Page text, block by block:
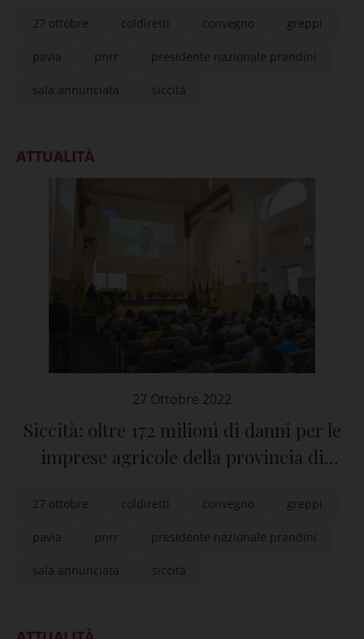
27 ottobre coldiretti convegno greppi
pavia pnrr presidente nazionale prandini
sala annunciata siccità
ATTUALITÀ
27 Ottobre 2022
Siccità: oltre 172 milioni di danni per le
imprese agricole della provincia di
27 ottobre coldiretti convegno greppi
pavia pnrr presidente nazionale prandini
sala annunciata siccità